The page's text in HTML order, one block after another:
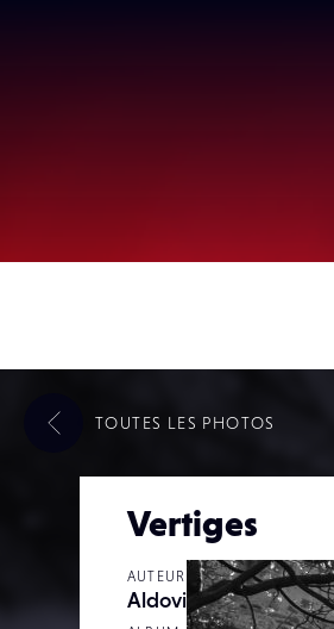
Vertiges
AUTEUR
Aldoviola
TOUTES LES PHOTOS